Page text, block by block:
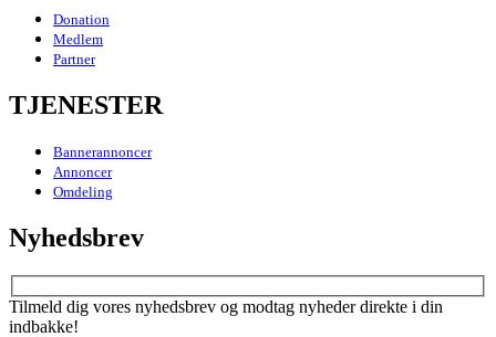
Donation
Medlem
Partner
TJENESTER
Bannerannoncer
Annoncer
Omdeling
Nyhedsbrev
Tilmeld dig vores nyhedsbrev og modtag nyheder direkte i din
indbakke!